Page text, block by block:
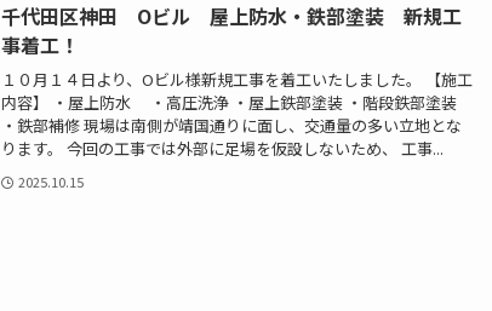
千代田区神田 Oビル 屋上防水・鉄部塗装 新規工
事着工！
１０月１４日より、Oビル様新規工事を着工いたしました。 【施工
内容】 ・屋上防水 ・高圧洗浄 ・屋上鉄部塗装 ・階段鉄部塗装
・鉄部補修 現場は南側が靖国通りに面し、交通量の多い立地とな
ります。 今回の工事では外部に足場を仮設しないため、 工事...
2025.10.15